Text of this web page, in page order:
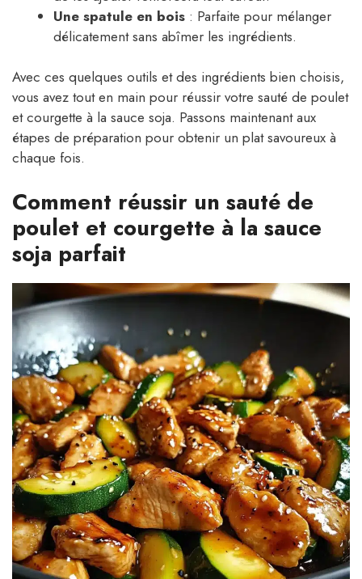
Une spatule en bois : Parfaite pour mélanger
délicatement sans abîmer les ingrédients.
Avec ces quelques outils et des ingrédients bien choisis,
vous avez tout en main pour réussir votre sauté de poulet
et courgette à la sauce soja. Passons maintenant aux
étapes de préparation pour obtenir un plat savoureux à
chaque fois.
Comment réussir un sauté de
poulet et courgette à la sauce
soja parfait